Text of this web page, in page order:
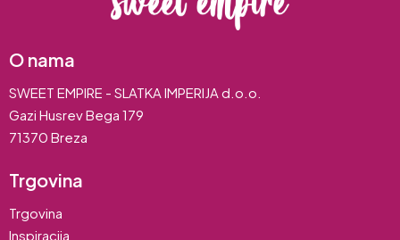
O nama
SWEET EMPIRE - SLATKA IMPERIJA d.o.o.
Gazi Husrev Bega 179
71370 Breza
Trgovina
Trgovina
Inspiracija